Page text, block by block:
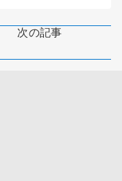
次の記事